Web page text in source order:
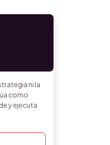
ni la
como
y ejecuta